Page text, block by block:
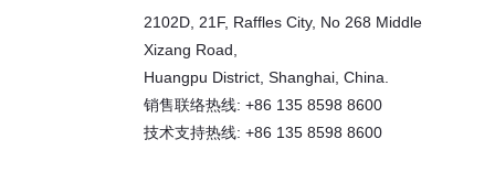
2102D, 21F, Raffles City, No 268 Middle
Xizang Road,
Huangpu District, Shanghai, China.
销售联络热线: +86 135 8598 8600
技术支持热线: +86 135 8598 8600